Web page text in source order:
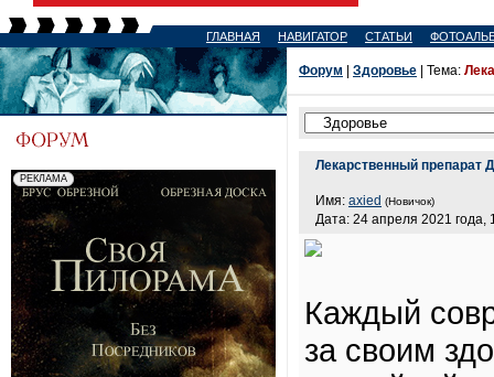
ГЛАВНАЯ НАВИГАТОР СТАТЬИ
Форум Здоровье | Тема:
Лекарственный препарат
Имя: axied (Новичок)
Дата: 24 апреля 2021 года,
Каждый
за своим